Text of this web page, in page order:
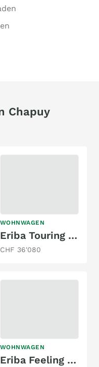
Chapuy
WOHNWAGEN
Eriba Touring 430
CHF 36'080
WOHNWAGEN
Eriba Feeling 442